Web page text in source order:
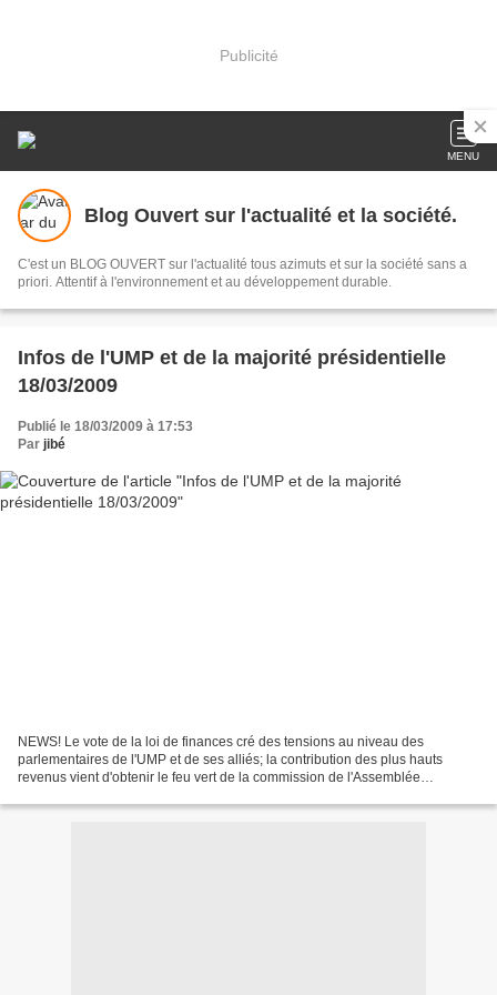
Publicité
MENU
Blog Ouvert sur l'actualité et la société.
C'est un BLOG OUVERT sur l'actualité tous azimuts et sur la société sans a
priori. Attentif à l'environnement et au développement durable.
Infos de l'UMP et de la majorité présidentielle
18/03/2009
Publié le 18/03/2009 à 17:53
Par jibé
NEWS! Le vote de la loi de finances cré des tensions au niveau des
parlementaires de l'UMP et de ses alliés; la contribution des plus hauts
revenus vient d'obtenir le feu vert de la commission de l'Assemblée